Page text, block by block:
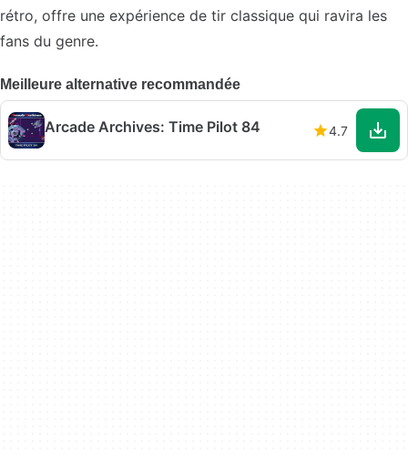
rétro, offre une expérience de tir classique qui ravira les
fans du genre.
Meilleure alternative recommandée
Arcade Archives: Time Pilot 84 4.7